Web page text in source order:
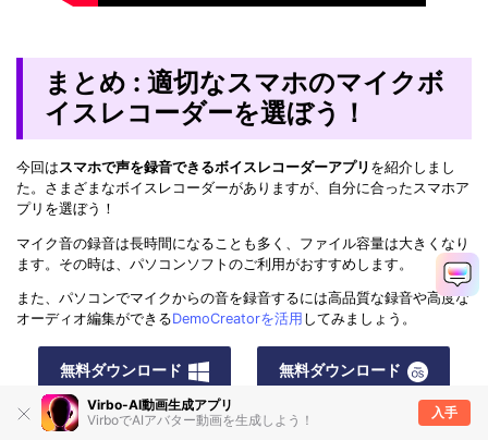
Virbo-AI動画生成アプリ
VirboでAIアバター動画を生成しよう！
入手
まとめ : 適切なスマホのマイクボ
イスレコーダーを選ぼう！
今回は スマホで声を録音できるボイスレコーダーアプリ を紹介しまし
た。さまざまなボイスレコーダーがありますが、自分に合ったスマホア
プリを選ぼう！
マイク音の録音は長時間になることも多く、ファイル容量は大きくなり
ます。その時は、パソコンソフトのご利用がおすすめします。
また、パソコンでマイクからの音を録音するには高品質な録音や高度な
オーディオ編集ができるDemoCreatorを活用 してみましょう。
無料ダウンロード
マルウェアなし｜プライバシー保護
無料ダウンロード
マルウェアなし｜プライバシー保護